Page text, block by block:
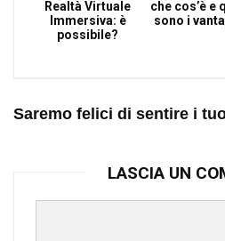
Realtà Virtuale
Immersiva: è
possibile?
che cos’è e
sono i
Saremo felici di sentire i
LASCIA UN